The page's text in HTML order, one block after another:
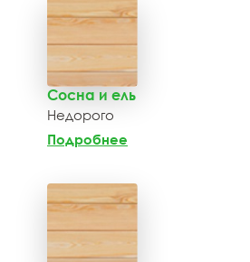
Сосна и ель
Недорого
Подробнее